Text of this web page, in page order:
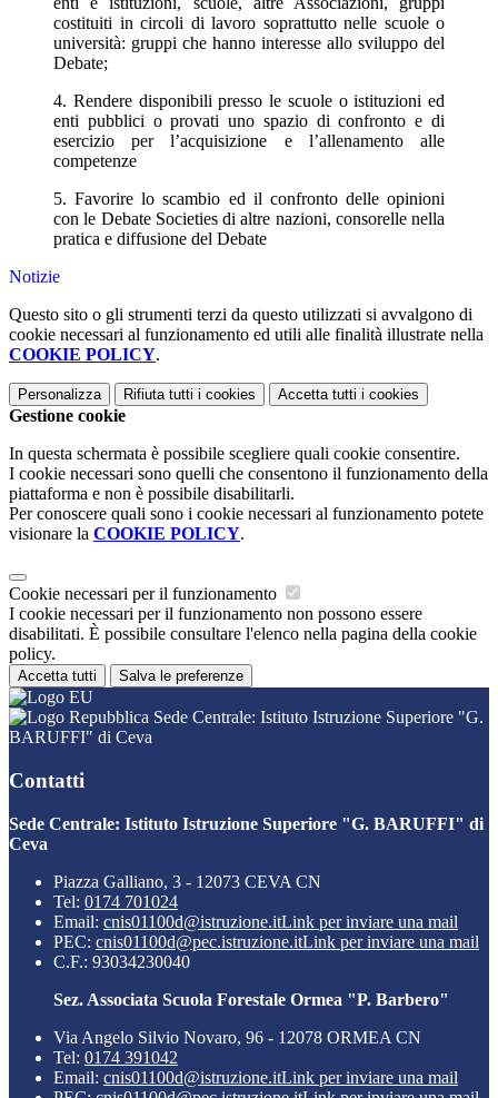
costituiti in circoli di lavoro soprattutto nelle scuole o
università: gruppi che hanno interesse allo sviluppo del
Debate;
4. Rendere disponibili presso le scuole o istituzioni ed
enti pubblici o provati uno spazio di confronto e di
esercizio per l’acquisizione e l’allenamento alle
competenze
5. Favorire lo scambio ed il confronto delle opinioni
con le Debate Societies di altre nazioni, consorelle nella
pratica e diffusione del Debate
Notizie
Questo sito o gli strumenti terzi da questo utilizzati si avvalgono di
cookie necessari al funzionamento ed utili alle finalità illustrate nella
COOKIE POLICY.
Personalizza Rifiuta tutti i cookies Accetta tutti i cookies
Gestione cookie
In questa schermata è possibile scegliere quali cookie consentire.
I cookie necessari sono quelli che consentono il funzionamento della
piattaforma e non è possibile disabilitarli.
Per conoscere quali sono i cookie necessari al funzionamento potete
visionare la COOKIE POLICY.
Cookie necessari per il funzionamento
I cookie necessari per il funzionamento non possono essere
disabilitati. È possibile consultare l'elenco nella pagina della cookie
policy.
Accetta tutti Salva le preferenze
Sede Centrale: Istituto Istruzione Superiore "G.
BARUFFI" di Ceva
Contatti
Sede Centrale: Istituto Istruzione Superiore "G. BARUFFI" di
Ceva
Piazza Galliano, 3 - 12073 CEVA CN
Tel: 0174 701024
Email: cnis01100d@istruzione.itLink per inviare una mail
PEC: cnis01100d@pec.istruzione.itLink per inviare una mail
C.F.: 93034230040
Sez. Associata Scuola Forestale Ormea "P. Barbero"
Via Angelo Silvio Novaro, 96 - 12078 ORMEA CN
Tel: 0174 391042
Email: cnis01100d@istruzione.itLink per inviare una mail